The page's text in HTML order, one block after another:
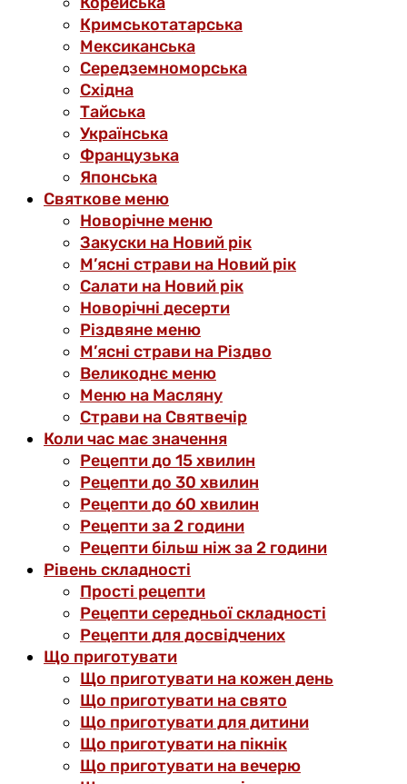
Кримськотатарська
Мексиканська
Середземноморська
Східна
Тайська
Українська
Французька
Японська
Святкове меню
Новорічне меню
Закуски на Новий рік
М’ясні страви на Новий рік
Салати на Новий рік
Новорічні десерти
Різдвяне меню
М’ясні страви на Різдво
Великоднє меню
Меню на Масляну
Страви на Святвечір
Коли час має значення
Рецепти до 15 хвилин
Рецепти до 30 хвилин
Рецепти до 60 хвилин
Рецепти за 2 години
Рецепти більш ніж за 2 години
Рівень складності
Прості рецепти
Рецепти середньої складності
Рецепти для досвідчених
Що приготувати
Що приготувати на кожен день
Що приготувати на свято
Що приготувати для дитини
Що приготувати на пікнік
Що приготувати на вечерю